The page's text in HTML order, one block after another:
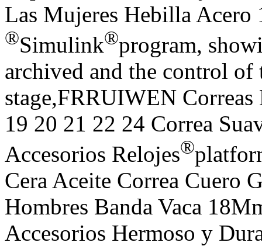
Las Mujeres Hebilla Acero
®Simulink®program,
archived and the control
stage,FRRUIWEN
19 20 21 22 24 Correa
Accesorios Relojes®
Cera Aceite Correa Cuero
Hombres Banda Vaca
Accesorios Hermoso y